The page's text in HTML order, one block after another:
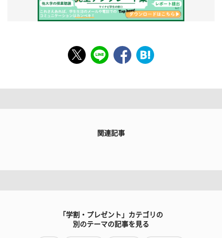
関連記事
「学割・プレゼント」カテゴリの
別のテーマの記事を見る